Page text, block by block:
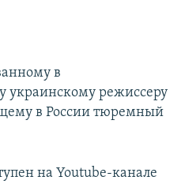
в
режиссеру
в России тюремный
на Youtube-канале